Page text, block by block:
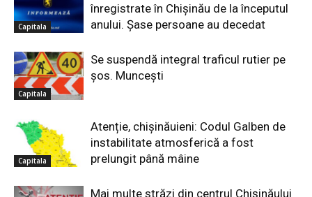
Capitala
înregistrate în Chișinău de la începutul
anului. Șase persoane au decedat
Capitala
Se suspendă integral traficul rutier pe
șos. Muncești
Capitala
Atenție, chișinăuieni: Codul Galben de
instabilitate atmosferică a fost
prelungit până mâine
Mai multe străzi din centrul Chișinăului